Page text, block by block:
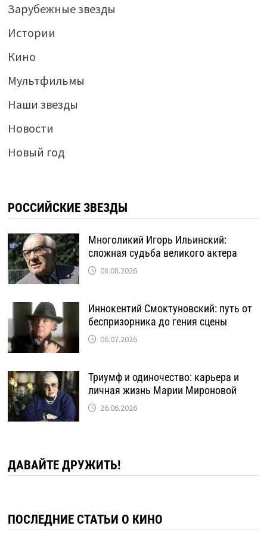
Зарубежные звезды
Истории
Кино
Мультфильмы
Наши звезды
Новости
Новый год
РОССИЙСКИЕ ЗВЕЗДЫ
Многоликий Игорь Ильинский:
сложная судьба великого актера
08.08.2026
Иннокентий Смоктуновский: путь от
беспризорника до гения сцены
06.07.2026
Триумф и одиночество: карьера и
личная жизнь Марии Мироновой
26.06.2026
ДАВАЙТЕ ДРУЖИТЬ!
ПОСЛЕДНИЕ СТАТЬИ О КИНО